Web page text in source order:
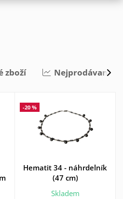
zboží Nejprodávanější
-20 %
Hematit 34 - náhrdelník
(47 cm)
Skladem